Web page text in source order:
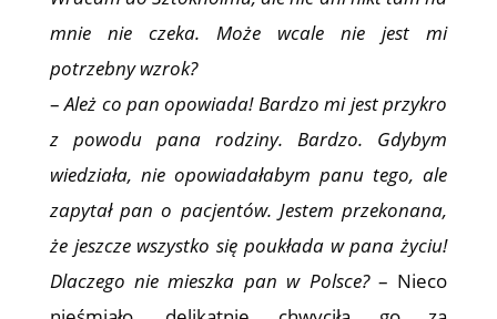
mnie nie czeka. Może wcale nie jest mi
potrzebny wzrok?
–Ależ co pan opowiada! Bardzo mi jest przykro
z powodu pana rodziny. Bardzo. Gdybym
wiedziała, nie opowiadałabym panu tego, ale
zapytał pan o pacjentów. Jestem przekonana,
że jeszcze wszystko się poukłada w pana życiu!
Dlaczego nie mieszka pan w Polsce?– Nieco